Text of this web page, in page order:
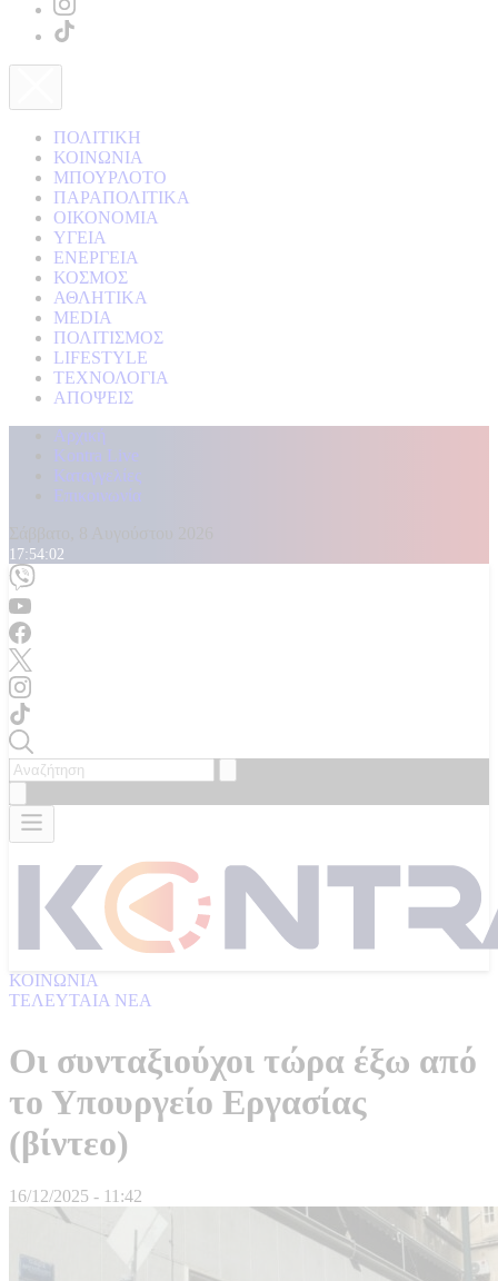
ΠΟΛΙΤΙΚΗ
ΚΟΙΝΩΝΙΑ
ΜΠΟΥΡΛΟΤΟ
ΠΑΡΑΠΟΛΙΤΙΚΑ
ΟΙΚΟΝΟΜΙΑ
ΥΓΕΙΑ
ΕΝΕΡΓΕΙΑ
ΚΟΣΜΟΣ
ΑΘΛΗΤΙΚΑ
MEDIA
ΠΟΛΙΤΙΣΜΟΣ
LIFESTYLE
ΤΕΧΝΟΛΟΓΙΑ
ΑΠΟΨΕΙΣ
Αρχική
Kontra Live
Καταγγελίες
Επικοινωνία
17:54:04
ΚΟΙΝΩΝΙΑ
ΤΕΛΕΥΤΑΙΑ ΝΕΑ
Οι συνταξιούχοι τώρα έξω από
το Υπουργείο Εργασίας
(βίντεο)
16/12/2025 - 11:42